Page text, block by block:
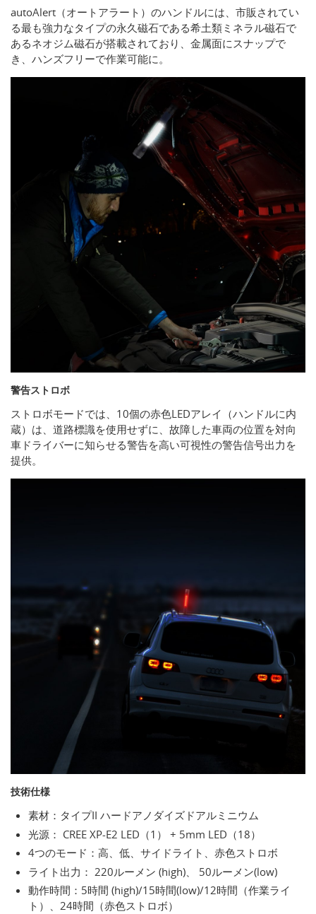
autoAlert（オートアラート）のハンドルには、市販されてい
る最も強力なタイプの永久磁石である希土類ミネラル磁石で
あるネオジム磁石が搭載されており、金属面にスナップで
き、ハンズフリーで作業可能に。
警告ストロボ
ストロボモードでは、10個の赤色LEDアレイ（ハンドルに内
蔵）は、道路標識を使用せずに、故障した車両の位置を対向
車ドライバーに知らせる警告を高い可視性の警告信号出力を
提供。
技術仕様
素材：タイプII ハードアノダイズドアルミニウム
光源： CREE XP-E2 LED（1） + 5mm LED（18）
4つのモード：高、低、サイドライト、赤色ストロボ
ライト出力： 220ルーメン (high)、 50ルーメン(low)
動作時間：5時間 (high)/15時間(low)/12時間（作業ライ
ト）、24時間（赤色ストロボ）